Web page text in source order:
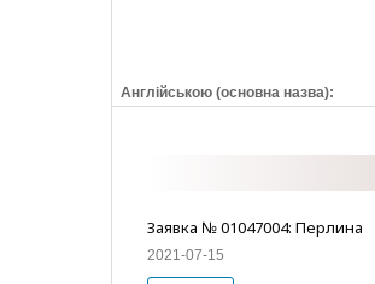
Англійською (основна назва):
Заявка № 01047004: Перлина
2021-07-15